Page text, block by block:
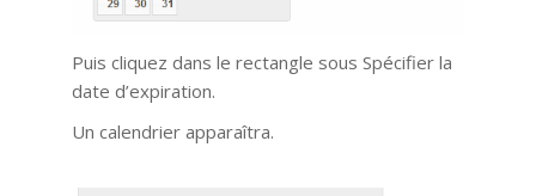
Puis cliquez dans le rectangle sous Spécifier la
date d’expiration.
Un calendrier apparaîtra.